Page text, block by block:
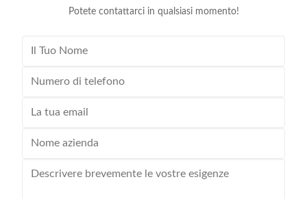
Potete contattarci in qualsiasi momento!